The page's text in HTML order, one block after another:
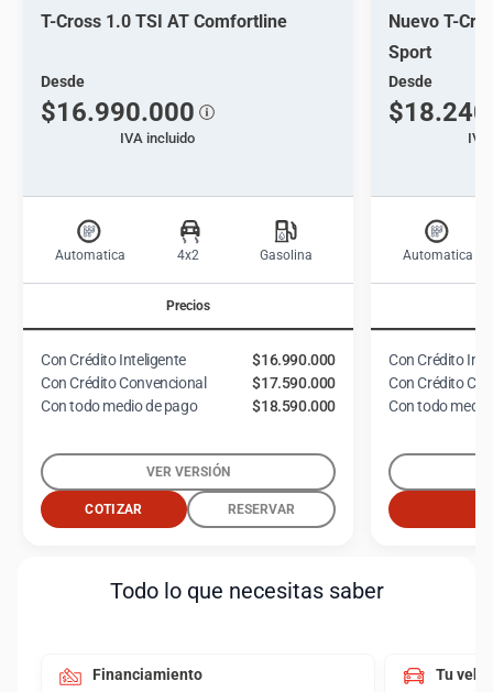
T-Cross 1.0 TSI AT Comfortline
Desde
$16.990.000
IVA incluido
Automatica 4x2 Gasolina
Precios
Con Crédito Inteligente
$16.990.000
Con Crédito Convencional
$17.590.000
Con todo medio de pago
$18.590.000
VER VERSIÓN
COTIZAR RESERVAR
Nuevo T-
Sport
Desde
Automatica
Con Crédito
Con Crédito
Con todo
Todo lo que necesitas saber
Financiamiento
Tu